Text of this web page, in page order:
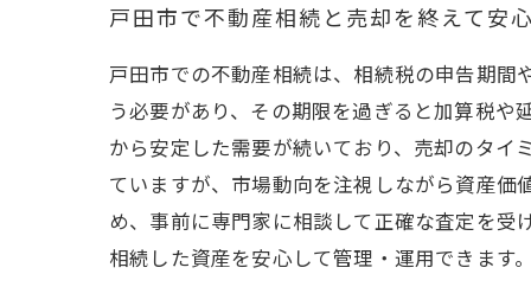
戸田市で不動産相続と売却を終えて安
戸田市での不動産相続は、相続税の申告期間
う必要があり、その期限を過ぎると加算税
から安定した需要が続いており、売却のタイ
ていますが、市場動向を注視しながら資産価
め、事前に専門家に相談して正確な査定を受
相続した資産を安心して管理・運用できます